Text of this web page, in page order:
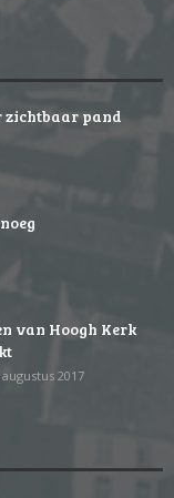
zichtbaar pand
van Hoogh Kerk
augustus 2017